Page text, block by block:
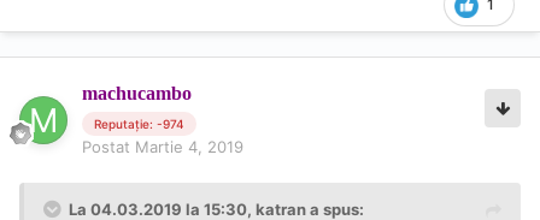
1
machucambo
Reputație: -974
Postat Martie 4, 2019
La 04.03.2019 la 15:30, katran a spus: